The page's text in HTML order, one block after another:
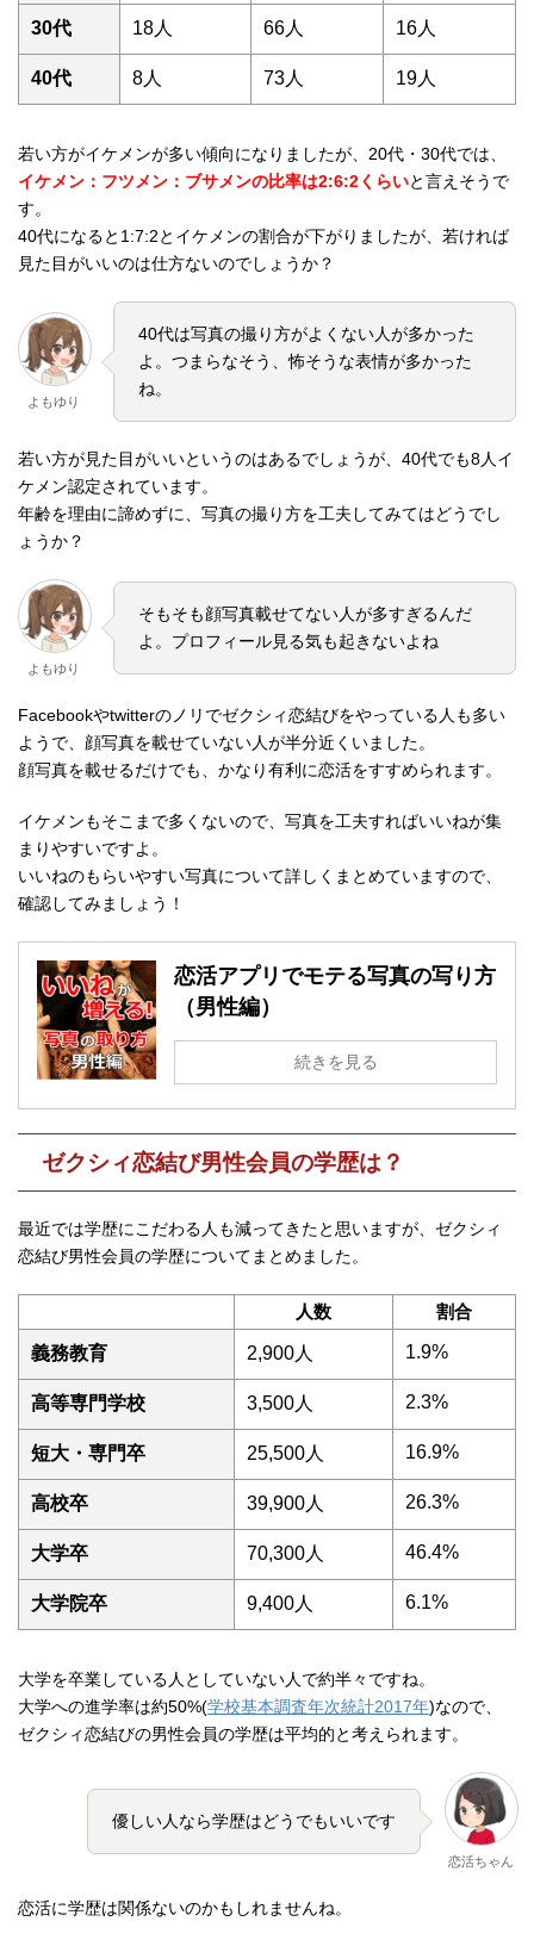
30代 18人 66人 16人
40代 8人 73人 19人
若い方がイケメンが多い傾向になりましたが、20代・30代では、
イケメン：フツメン：ブサメンの比率は2:6:2くらいと言えそうで
す。
40代になると1:7:2とイケメンの割合が下がりましたが、若ければ
見た目がいいのは仕方ないのでしょうか？
よもゆり
40代は写真の撮り方がよくない人が多かった
よ。つまらなそう、怖そうな表情が多かった
ね。
若い方が見た目がいいというのはあるでしょうが、40代でも8人イ
ケメン認定されています。
年齢を理由に諦めずに、写真の撮り方を工夫してみてはどうでし
ょうか？
よもゆり
そもそも顔写真載せてない人が多すぎるんだ
よ。プロフィール見る気も起きないよね
Facebookやtwitterのノリでゼクシィ恋結びをやっている人も多い
ようで、顔写真を載せていない人が半分近くいました。
顔写真を載せるだけでも、かなり有利に恋活をすすめられます。
イケメンもそこまで多くないので、写真を工夫すればいいねが集
まりやすいですよ。
いいねのもらいやすい写真について詳しくまとめていますので、
確認してみましょう！
恋活アプリでモテる写真の写り方
（男性編）
続きを見る
ゼクシィ恋結び男性会員の学歴は？
最近では学歴にこだわる人も減ってきたと思いますが、ゼクシィ
恋結び男性会員の学歴についてまとめました。
人数 割合
義務教育 2,900人 1.9%
高等専門学校 3,500人 2.3%
短大・専門卒 25,500人 16.9%
高校卒 39,900人 26.3%
大学卒 70,300人 46.4%
大学院卒 9,400人 6.1%
大学を卒業している人としていない人で約半々ですね。
大学への進学率は約50%(学校基本調査年次統計2017年)なので、
ゼクシィ恋結びの男性会員の学歴は平均的と考えられます。
優しい人なら学歴はどうでもいいです
恋活ちゃん
恋活に学歴は関係ないのかもしれませんね。